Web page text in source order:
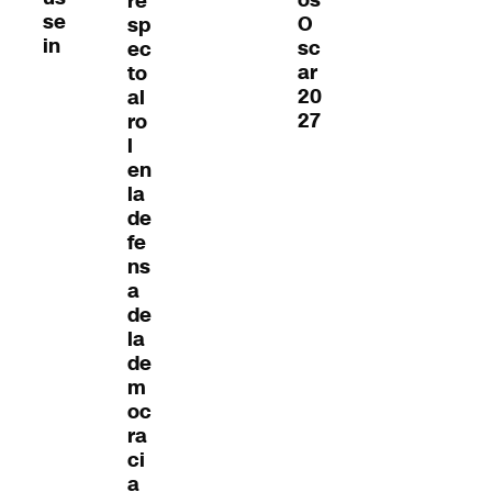
se
in
sp
ec
to
al
ro
l
en
la
de
fe
ns
a
de
la
de
m
oc
ra
ci
a
O
sc
ar
20
27